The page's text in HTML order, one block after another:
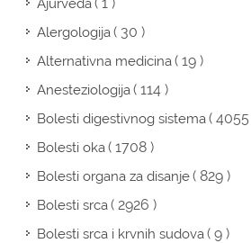
Ajurveda
Alergologija( 30 )
Alternativna medicina( 19 )
Anesteziologija( 114 )
Bolesti digestivnog sistema( 4055
Bolesti oka( 1708 )
Bolesti organa za disanje( 829 )
Bolesti srca( 2926 )
Bolesti srca i krvnih sudova( 9 )